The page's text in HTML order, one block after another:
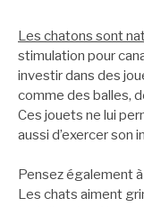
Les chatons sont
stimulation pour
investir dans des
comme des balles,
Ces jouets ne lui
aussi d’exercer son
Pensez également
Les chats aiment